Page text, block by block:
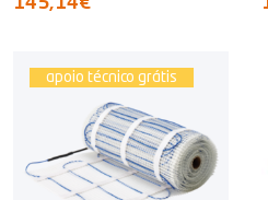
apoio técnico grátis